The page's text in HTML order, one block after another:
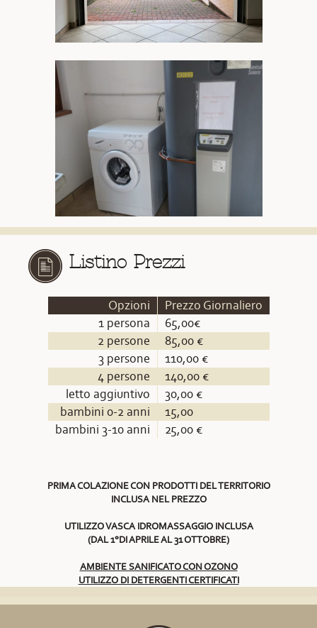
Listino Prezzi
Opzioni
Prezzo Giornaliero
1 persona
65,00€
2 persone
85,00 €
3 persone
110,00 €
4 persone
140,00 €
letto aggiuntivo
30,00 €
bambini 0-2 anni
15,00
bambini 3-10 anni
25,00 €
PRIMA COLAZIONE CON PRODOTTI DEL TERRITORIO
INCLUSA NEL PREZZO
UTILIZZO VASCA IDROMASSAGGIO INCLUSA
(DAL 1°DI APRILE AL 31 OTTOBRE)
AMBIENTE SANIFICATO CON OZONO
UTILIZZO DI DETERGENTI CERTIFICATI